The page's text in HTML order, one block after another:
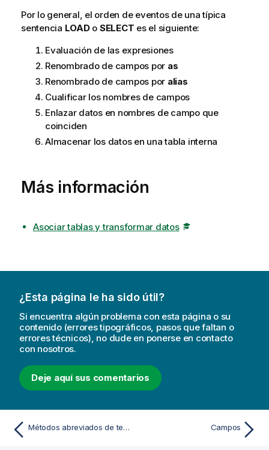
Por lo general, el orden de eventos de una típica
sentencia LOADo SELECT es el siguiente:
Evaluación de las expresiones
Renombrado de campos por as
Renombrado de campos por alias
Cualificar los nombres de campos
Enlazar datos en nombres de campo que
coinciden
Almacenar los datos en una tabla interna
Más información
Asociar tablas y transformar datos
¿Esta página le ha sido útil?
Si encuentra algún problema con esta página o su
contenido (errores tipográficos, pasos que faltan o
errores técnicos), no dude en ponerse en contacto
con nosotros.
Deje aquí sus comentarios
Métodos abreviados de teclado en el Editor de carga de datos y el Script Campos